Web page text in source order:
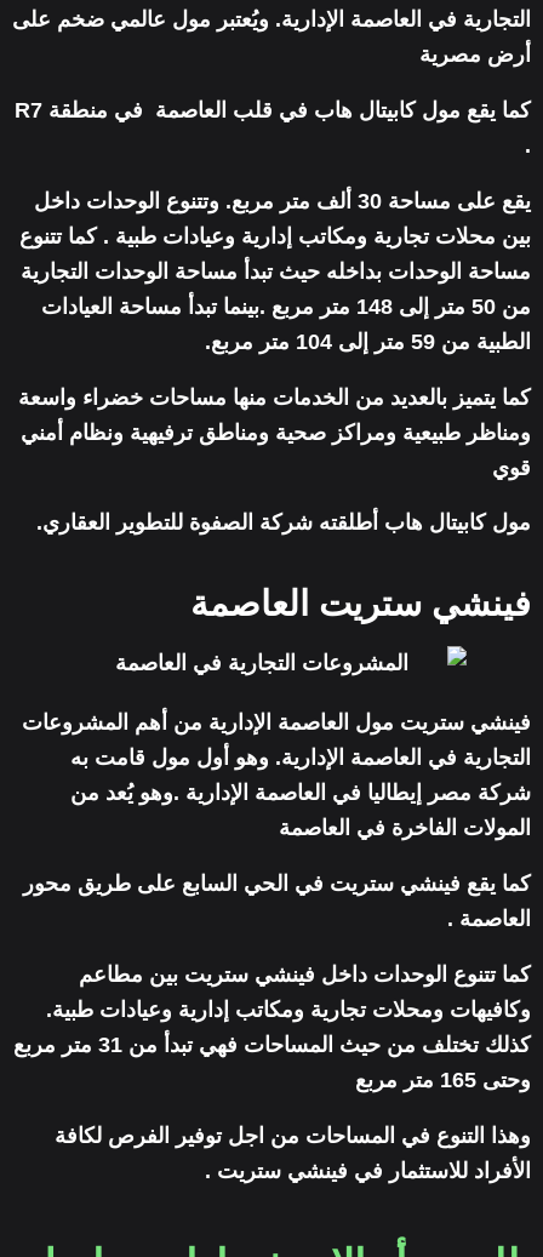
التجارية في العاصمة الإدارية. ويُعتبر مول عالمي ضخم على
أرض مصرية
كما يقع مول كابيتال هاب في قلب العاصمة في منطقة R7
.
يقع على مساحة 30 ألف متر مربع. وتتنوع الوحدات داخل
بين محلات تجارية ومكاتب إدارية وعيادات طبية . كما تتنوع
مساحة الوحدات بداخله حيث تبدأ مساحة الوحدات التجارية
من 50 متر إلى 148 متر مربع .بينما تبدأ مساحة العيادات
الطبية من 59 متر إلى 104 متر مربع.
كما يتميز بالعديد من الخدمات منها مساحات خضراء واسعة
ومناظر طبيعية ومراكز صحية ومناطق ترفيهية ونظام أمني
قوي
مول كابيتال هاب أطلقته شركة الصفوة للتطوير العقاري.
فينشي ستريت العاصمة
فينشي ستريت مول العاصمة الإدارية من أهم المشروعات
التجارية في العاصمة الإدارية. وهو أول مول قامت به
شركة مصر إيطاليا في العاصمة الإدارية .وهو يُعد من
المولات الفاخرة في العاصمة
كما يقع فينشي ستريت في الحي السابع على طريق محور
العاصمة .
كما تتنوع الوحدات داخل فينشي ستريت بين مطاعم
وكافيهات ومحلات تجارية ومكاتب إدارية وعيادات طبية.
كذلك تختلف من حيث المساحات فهي تبدأ من 31 متر مربع
وحتى 165 متر مربع
وهذا التنوع في المساحات من اجل توفير الفرص لكافة
الأفراد للاستثمار في فينشي ستريت .